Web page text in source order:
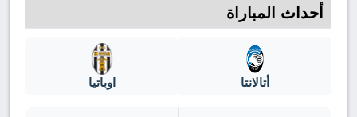
أحداث المباراة
أتالانتا اوباتيا